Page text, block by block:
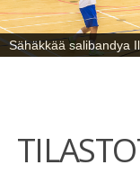
Sähäkkää salibandya